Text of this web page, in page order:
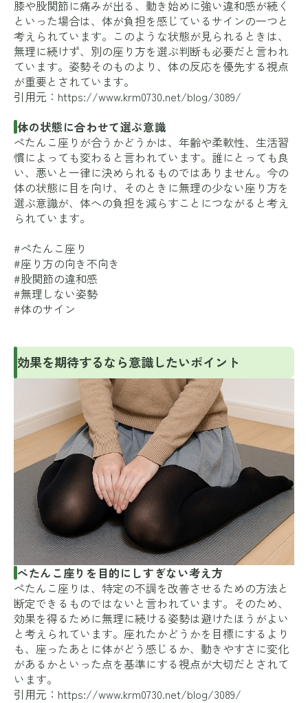
膝や股関節に痛みが出る、動き始めに強い違和感が続く
といった場合は、体が負担を感じているサインの一つと
考えられています。このような状態が見られるときは、
無理に続けず、別の座り方を選ぶ判断も必要だと言われ
ています。姿勢そのものより、体の反応を優先する視点
が重要とされています。
引用元： https://www.krm0730.net/blog/3089/
体の状態に合わせて選ぶ意識
ぺたんこ座りが合うかどうかは、年齢や柔軟性、生活習
慣によっても変わると言われています。誰にとっても良
い、悪いと一律に決められるものではありません。今の
体の状態に目を向け、そのときに無理の少ない座り方を
選ぶ意識が、体への負担を減らすことにつながると考え
られています。
#ぺたんこ座り
#座り方の向き不向き
#股関節の違和感
#無理しない姿勢
#体のサイン
効果を期待するなら意識したいポイント
ぺたんこ座りを目的にしすぎない考え方
ぺたんこ座りは、特定の不調を改善させるための方法と
断定できるものではないと言われています。そのため、
効果を得るために無理に続ける姿勢は避けたほうがよい
と考えられています。座れたかどうかを目標にするより
も、座ったあとに体がどう感じるか、動きやすさに変化
があるかといった点を基準にする視点が大切だとされて
います。
引用元： https://www.krm0730.net/blog/3089/